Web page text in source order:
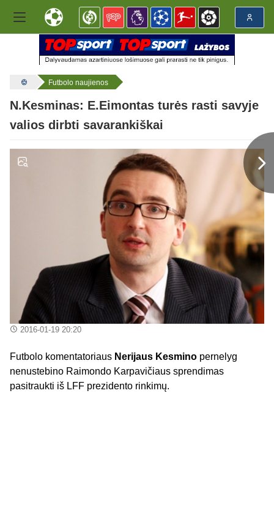
Futbolo naujienos
N.Kesminas: E.Eimontas turės rasti savyje
valios dirbti savarankiškai
2016-01-19 20:20
Futbolo komentatoriaus Nerijaus Kesmino pernelyg
nenustebino Raimondo Karpavičiaus sprendimas
pasitraukti iš LFF prezidento rinkimų.